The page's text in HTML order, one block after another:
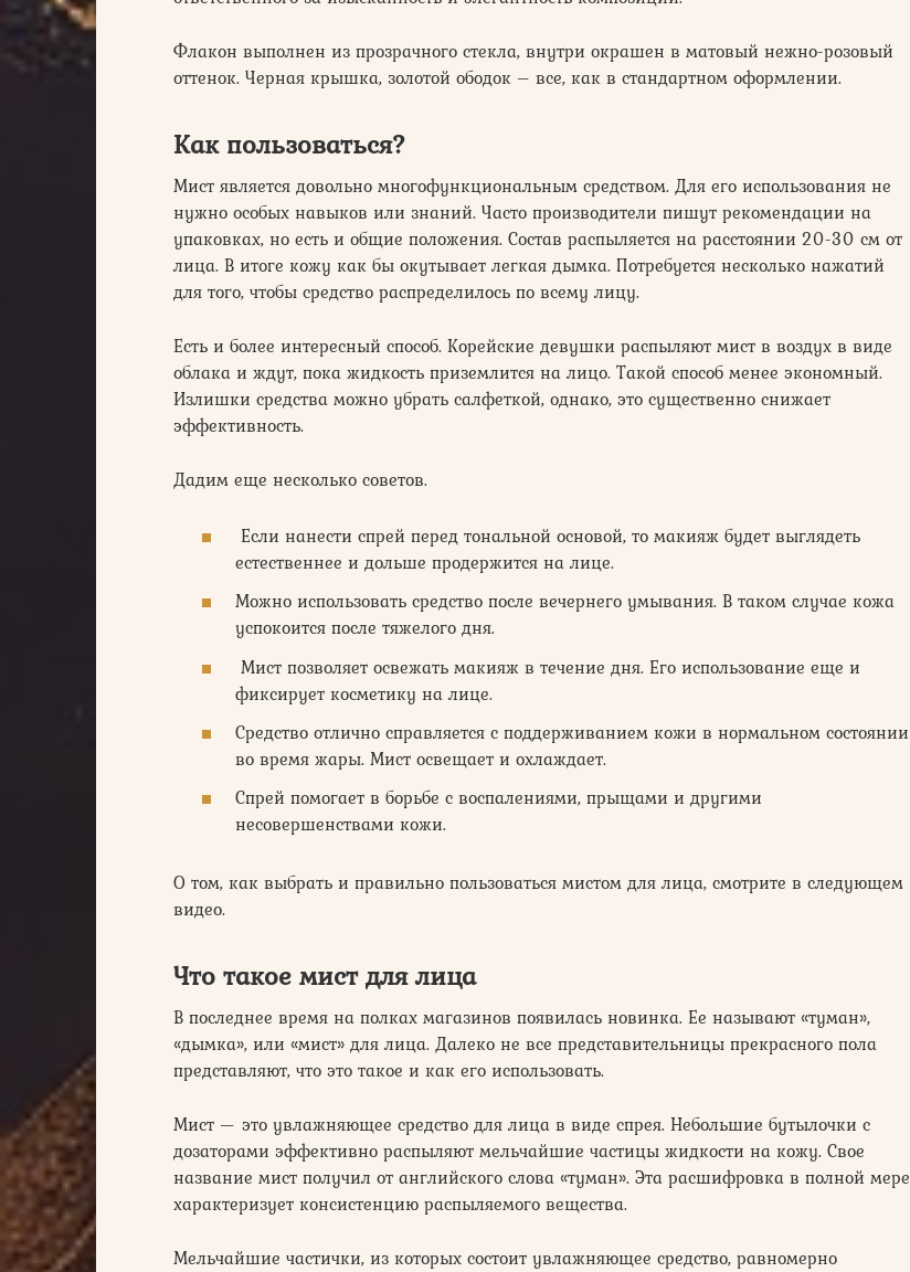
Флакон выполнен из прозрачного стекла, внутри окрашен в матовый нежно-розовый
оттенок. Черная крышка, золотой ободок – все, как в стандартном оформлении.
Как пользоваться?
Мист является довольно многофункциональным средством. Для его использования не
нужно особых навыков или знаний. Часто производители пишут рекомендации на
упаковках, но есть и общие положения. Состав распыляется на расстоянии 20-30 см от
лица. В итоге кожу как бы окутывает легкая дымка. Потребуется несколько нажатий
для того, чтобы средство распределилось по всему лицу.
Есть и более интересный способ. Корейские девушки распыляют мист в воздух в виде
облака и ждут, пока жидкость приземлится на лицо. Такой способ менее экономный.
Излишки средства можно убрать салфеткой, однако, это существенно снижает
эффективность.
Дадим еще несколько советов.
Если нанести спрей перед тональной основой, то макияж будет выглядеть
естественнее и дольше продержится на лице.
Можно использовать средство после вечернего умывания. В таком случае кожа
успокоится после тяжелого дня.
Мист позволяет освежать макияж в течение дня. Его использование еще и
фиксирует косметику на лице.
Средство отлично справляется с поддерживанием кожи в нормальном состоянии
во время жары. Мист освещает и охлаждает.
Спрей помогает в борьбе с воспалениями, прыщами и другими
несовершенствами кожи.
О том, как выбрать и правильно пользоваться мистом для лица, смотрите в следующем
видео.
Что такое мист для лица
В последнее время на полках магазинов появилась новинка. Ее называют «туман»,
«дымка», или «мист» для лица. Далеко не все представительницы прекрасного пола
представляют, что это такое и как его использовать.
Мист — это увлажняющее средство для лица в виде спрея. Небольшие бутылочки с
дозаторами эффективно распыляют мельчайшие частицы жидкости на кожу. Свое
название мист получил от английского слова «туман». Эта расшифровка в полной мере
характеризует консистенцию распыляемого вещества.
Мельчайшие частички, из которых состоит увлажняющее средство, равномерно